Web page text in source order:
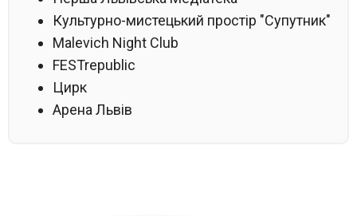
Культурно-мистецький простір "Супутник"
Malevich Night Club
FESTrepublic
Цирк
Арена Львів